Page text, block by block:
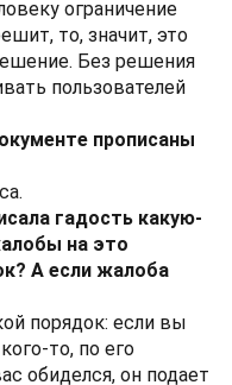
ограничение
то, значит, это
Без решения
пользователей
прописаны
гадость какую-
на это
А если жалоба
порядок: если вы
то, по его
обиделся, он подает